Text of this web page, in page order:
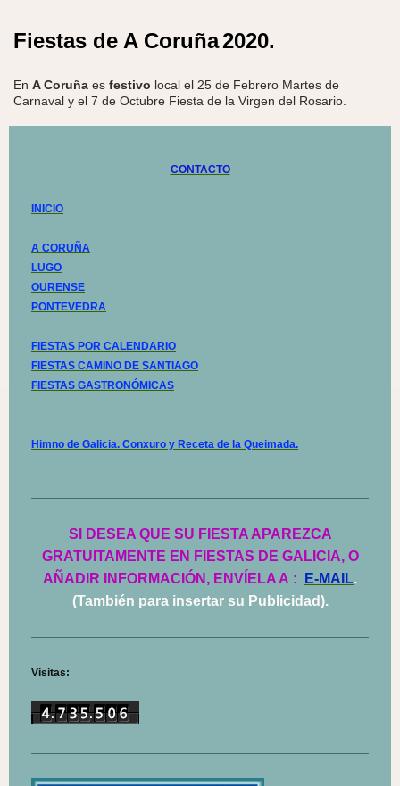
Fiestas de A Coruña2020.
En A Coruña es festivo local el 25 de Febrero Martes de
Carnaval y el 7 de Octubre Fiesta de la Virgen del Rosario.
CONTACTO
INICIO
A CORUÑA
LUGO
OURENSE
PONTEVEDRA
FIESTAS POR CALENDARIO
FIESTAS CAMINO DE SANTIAGO
FIESTAS GASTRONÓMICAS
Himno de Galicia. Conxuro y Receta de la Queimada.
SI DESEA QUE SU FIESTA APAREZCA
GRATUITAMENTE EN FIESTAS DE GALICIA, O
AÑADIR INFORMACIÓN, ENVÍELA A : E-MAIL.
(También para insertar su Publicidad).
Visitas: